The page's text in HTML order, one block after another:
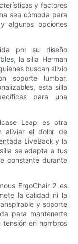
y factores
sea cómoda para
algunas opciones
por su diseño
la silla Herman
buscan alivio
soporte lumbar,
esta silla
para una
Leap es otra
aliviar el dolor de
LiveBack y la
se adapta a tus
constante durante
ErgoChair 2 es
la calidad ni la
y soporte
para mantenerte
en hombros